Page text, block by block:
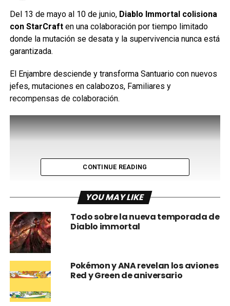
Del 13 de mayo al 10 de junio, Diablo Immortal colisiona
con StarCraft en una colaboración por tiempo limitado
donde la mutación se desata y la supervivencia nunca está
garantizada.
El Enjambre desciende y transforma Santuario con nuevos
jefes, mutaciones en calabozos, Familiares y
recompensas de colaboración.
Desata la furia zerg con la nueva Gema legendaria,
Forúnculo Flagelante, que hace detonar las líneas
enemigas con explosiones corrosivas.
Ascensión Oscura y álzate como la mismísima Reina de
CONTINUE READING
YOU MAY LIKE
Todo sobre la nueva temporada de
Diablo immortal
Pokémon y ANA revelan los aviones
Red y Green de aniversario